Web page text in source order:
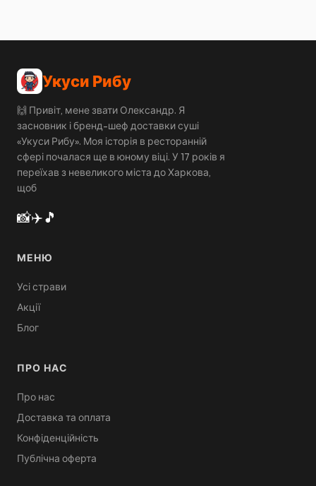
Укуси Рибу
🙌 Привіт, мене звати Олександр. Я
засновник і бренд-шеф доставки суші
«Укуси Рибу». Моя історія в ресторанній
сфері почалася ще в юному віці. У 17 років я
переїхав з невеликого міста до Харкова,
щоб
📸✈️🎵
МЕНЮ
Усі страви
Акції
Блог
ПРО НАС
Про нас
Доставка та оплата
Конфіденційність
Публічна оферта